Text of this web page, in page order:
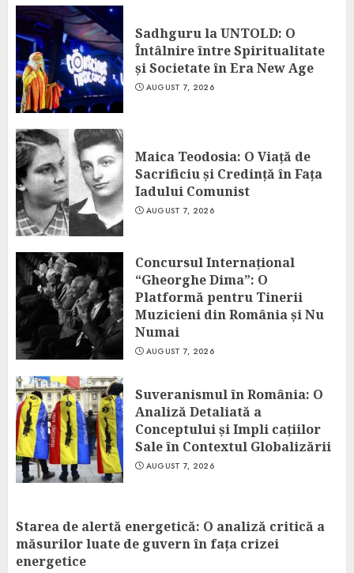
Sadhguru la UNTOLD: O
Întâlnire între Spiritualitate
și Societate în Era New Age
AUGUST 7, 2026
Maica Teodosia: O Viață de
Sacrificiu și Credință în Fața
Iadului Comunist
AUGUST 7, 2026
Concursul Internațional
“Gheorghe Dima”: O
Platformă pentru Tinerii
Muzicieni din România și Nu
Numai
AUGUST 7, 2026
Suveranismul în România: O
Analiză Detaliată a
Conceptului și Impli cațiilor
Sale în Contextul Globalizării
AUGUST 7, 2026
Starea de alertă energetică: O analiză critică a
măsurilor luate de guvern în fața crizei
energetice